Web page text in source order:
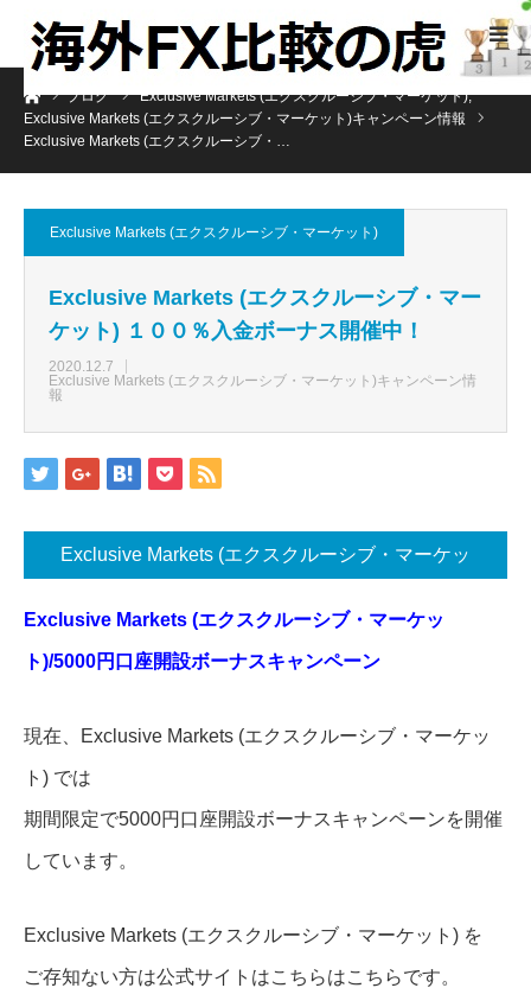
ホームブログ Exclusive Markets (エクスクルーシブ・マーケット),
Exclusive Markets (エクスクルーシブ・マーケット)キャンペーン情報
Exclusive Markets (エクスクルーシブ・…
Exclusive Markets (エクスクルーシブ・マーケット)
Exclusive Markets (エクスクルーシブ・マー
ケット) １００％入金ボーナス開催中！
2020.12.7
Exclusive Markets (エクスクルーシブ・マーケット)キャンペーン情
報
Exclusive Markets (エクスクルーシブ・マーケッ
Exclusive Markets (エクスクルーシブ・マーケッ
ト)/5000円口座開設ボーナスキャンペーン
現在、Exclusive Markets (エクスクルーシブ・マーケッ
ト) では
期間限定で5000円口座開設ボーナスキャンペーンを開催
しています。
Exclusive Markets (エクスクルーシブ・マーケット) を
ご存知ない方は公式サイトはこちらはこちらです。